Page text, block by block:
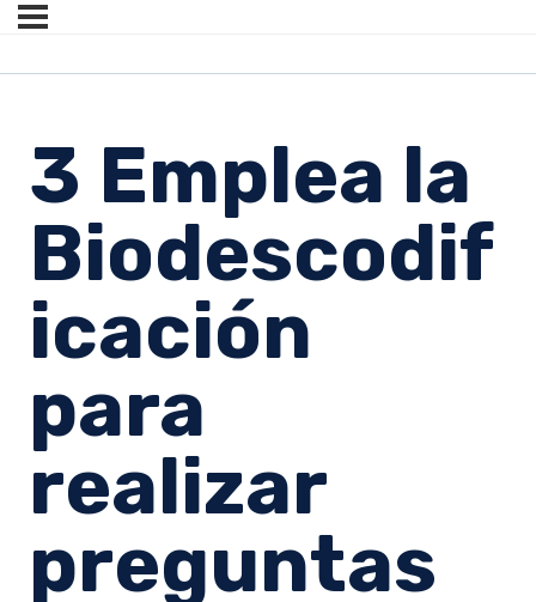
3 Emplea la
Biodescodif
icación
para
realizar
preguntas